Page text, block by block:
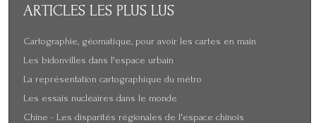
ARTICLES LES PLUS LUS
Cartographie, géomatique, pour avoir les cartes en main
Les bidonvilles dans l'espace urbain
La représentation cartographique du métro
Les essais nucléaires dans le monde
Chine - Les disparités régionales de l'espace chinois